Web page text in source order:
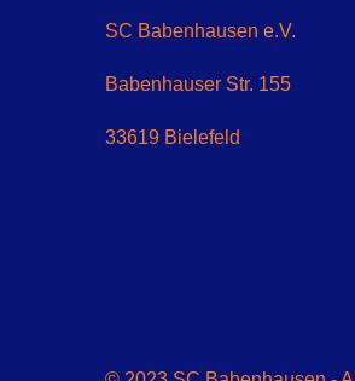
SC Babenhausen e.V.
Babenhauser Str. 155
33619 Bielefeld